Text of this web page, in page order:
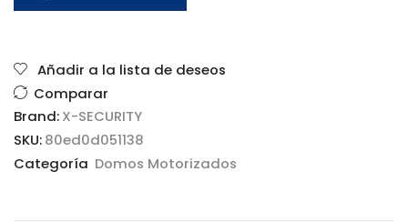
Añadir a la lista de deseos
Comparar
Brand:X-SECURITY
SKU:80ed0d051138
Categoría Domos Motorizados